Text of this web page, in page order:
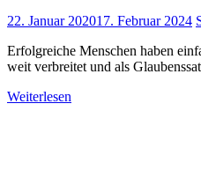
22. Januar 202017. Februar 2024
Erfolgreiche Menschen haben
weit verbreitet und als
Weiterlesen